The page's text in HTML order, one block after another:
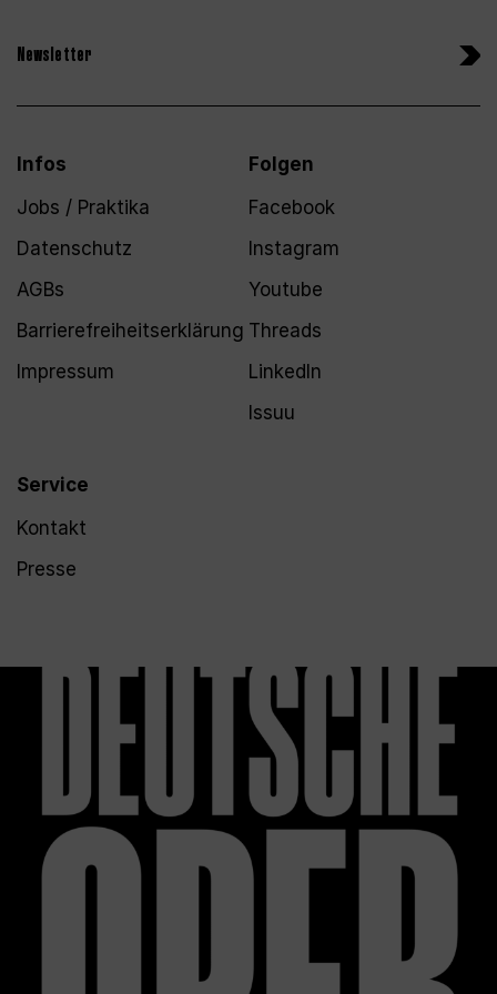
Newsletter
Infos
Jobs / Praktika
Datenschutz
AGBs
Barrierefreiheitserklärung
Impressum
Service
Kontakt
Presse
Folgen
Facebook
Instagram
Youtube
Threads
LinkedIn
Issuu